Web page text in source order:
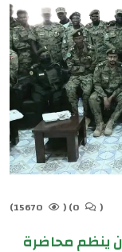
(
(
ينظم محاضرة